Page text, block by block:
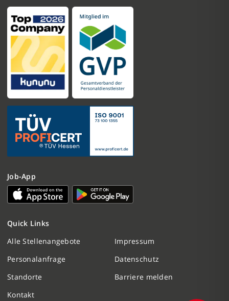
Nachricht schreiben
Initiativbewerbung
Personalanfrage
Job-App
Quick Links
Alle Stellenangebote
Personalanfrage
Standorte
Kontakt
Impressum
Datenschutz
Barriere melden